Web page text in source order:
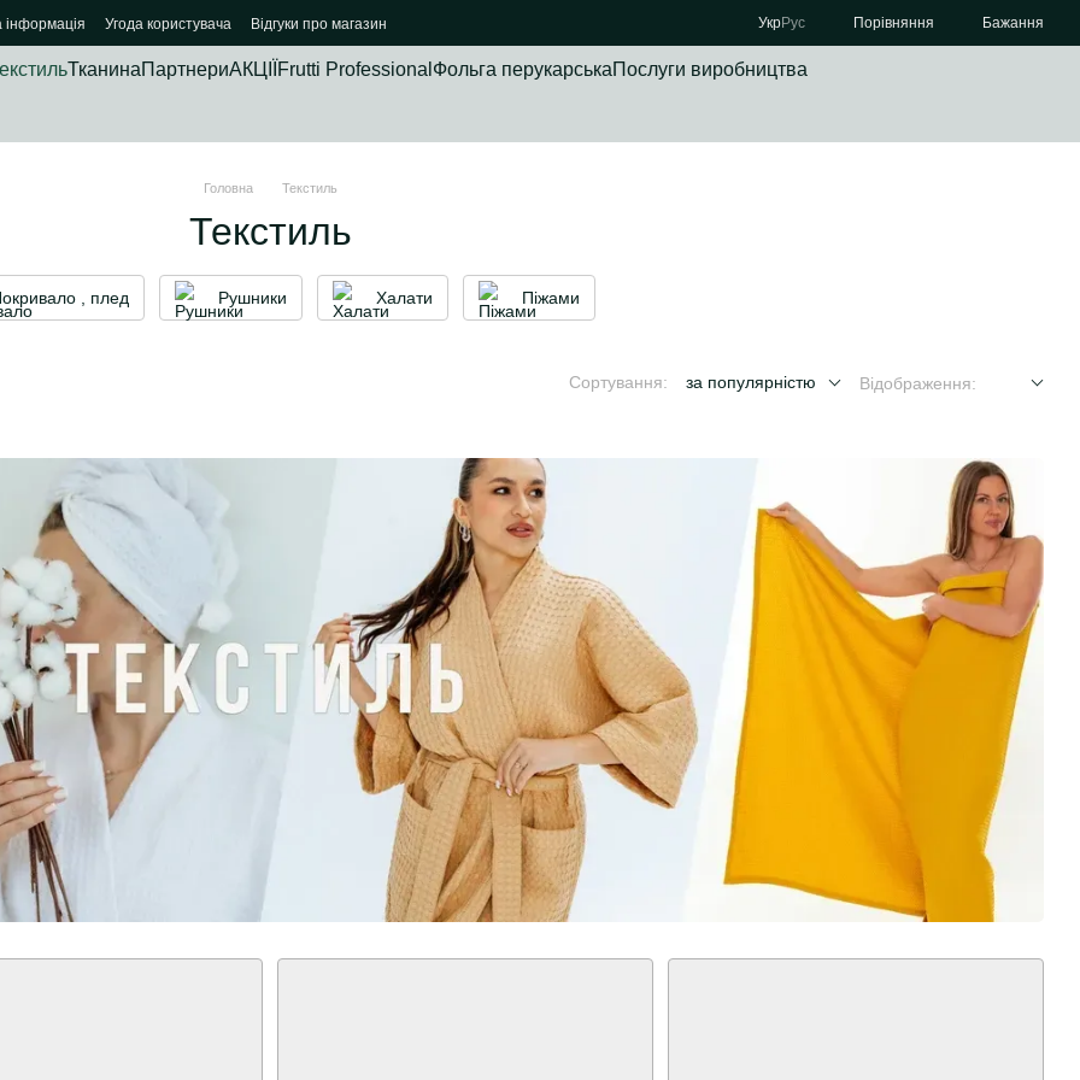
інформація Угода користувача Відгуки про магазин УкрРус Порівняння Бажання
ТканинаПартнериАКЦІЇ Frutti Professional Фольга перукарськаПослуги виробництва
Головна Текстиль
Текстиль
, плед Рушники Халати Піжами
Сортування: за популярністю Відображення: